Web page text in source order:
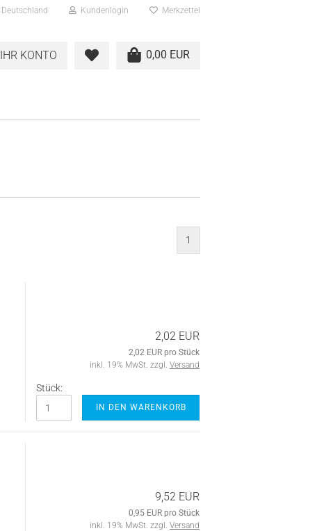
Deutschland Kundenlogin Merkzettel
0,00 EUR
IHR KONTO
1
2,02 EUR
2,02 EUR pro Stück
inkl. 19% MwSt. zzgl. Versand
Stück:
IN DEN WARENKORB
9,52 EUR
0,95 EUR pro Stück
inkl. 19% MwSt. zzgl. Versand